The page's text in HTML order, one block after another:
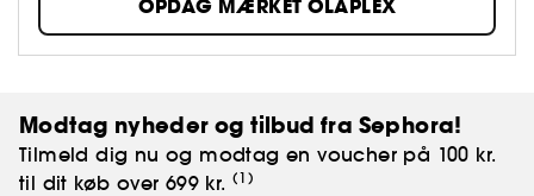
OPDAG MÆRKET OLAPLEX
Modtag nyheder og tilbud fra Sephora!
Tilmeld dig nu og modtag en voucher på 100 kr.
til dit køb over 699 kr. (1)